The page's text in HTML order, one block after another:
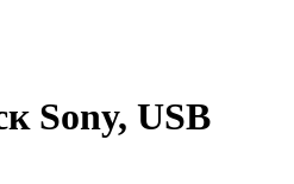
Sony, USB